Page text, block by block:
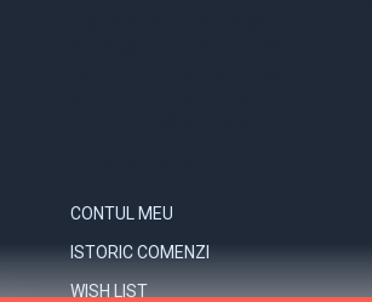
CONTUL MEU
ISTORIC COMENZI
WISH LIST